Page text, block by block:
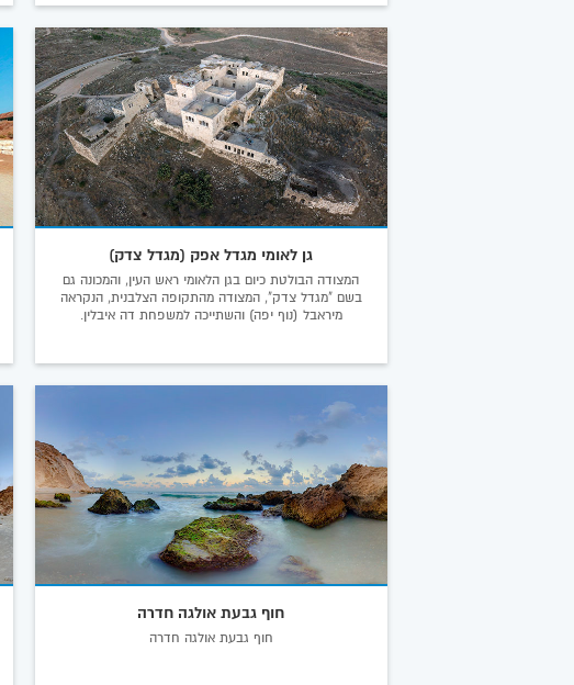
גן לאומי מגדל אפק (מגדל צדק)
המצודה הבולטת כיום בגן הלאומי ראש העין, והמכונה גם
בשם "מגדל צדק", המצודה מהתקופה הצלבנית, הנקראה
מיראבל (נוף יפה) והשתייכה למשפחת דה איבלין.
חוף גבעת אולגה חדרה
חוף גבעת אולגה חדרה